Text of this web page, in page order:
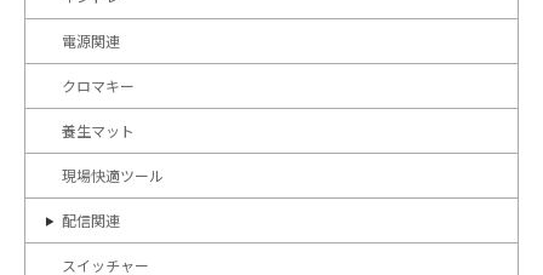
電源関連
クロマキー
養生マット
現場快適ツール
配信関連
スイッチャー